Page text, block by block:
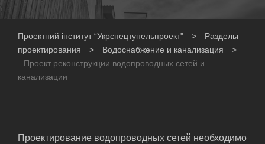
Проектний інститут “Укрспецтунельпроект" >
Разделы
проектирования
> Водоснабжение и канализация
>
Проект реконструкции водопроводных сетей и
канализации
Проектирование водопроводных сетей необходимо